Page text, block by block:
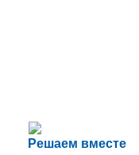
Решаем вместе
Сложности с
Сообщите об этом